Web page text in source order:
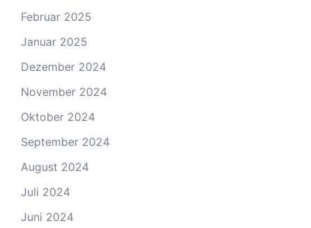
Februar 2025
Januar 2025
Dezember 2024
November 2024
Oktober 2024
September 2024
August 2024
Juli 2024
Juni 2024